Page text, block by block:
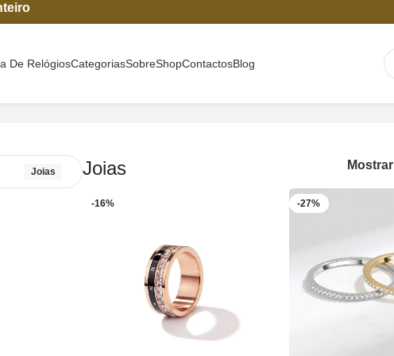
De RelógiosCategoriasSobreShopContactosBlog
10
Joias Joias Mostrar
-16% -27%